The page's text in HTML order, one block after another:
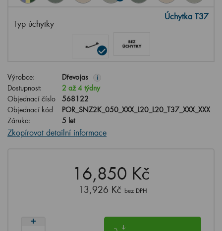
Typ úchytky
Úchytka T37
Výrobce: Dřevojas i
Dostupnost:
2 až 4 týdny
Objednací číslo
568122
Objednací kód
POR_SNZ2K_050_XXX_L20_L20_T37_XXX_XXX
Záruka:
5 let
Zkopírovat detailní informace
16,850 Kč
13,926 Kč bez DPH